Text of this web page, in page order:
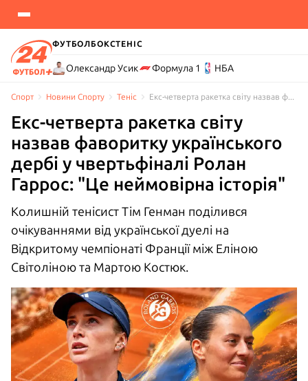
ФУТБОЛБОКСТЕНІС
Олександр Усик Формула 1 НБА
Спорт Новини Спорту Теніс
Екс-четверта ракетка світу
назвав фаворитку українського
дербі у чвертьфіналі Ролан
Гаррос: "Це неймовірна історія"
Колишній тенісист Тім Генман поділився
очікуваннями від української дуелі на
Відкритому чемпіонаті Франції між Еліною
Світоліною та Мартою Костюк.